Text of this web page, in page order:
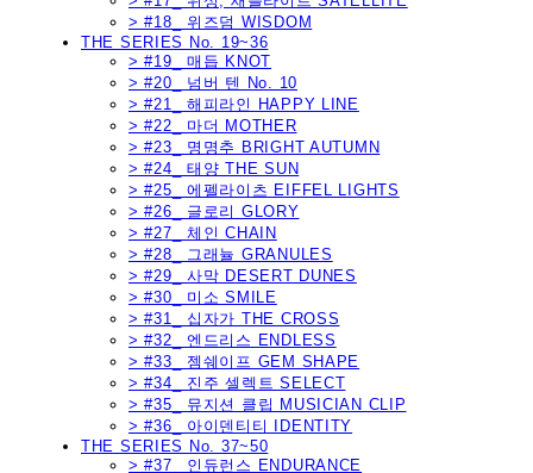
> #18_ 위즈덤 WISDOM
THE SERIES No. 19~36
> #19_ 매듭 KNOT
> #20_ 넘버 텐 No. 10
> #21_ 해피라인 HAPPY LINE
> #22_ 마더 MOTHER
> #23_ 명명추 BRIGHT AUTUMN
> #24_ 태양 THE SUN
> #25_ 에펠라이츠 EIFFEL LIGHTS
> #26_ 글로리 GLORY
> #27_ 체인 CHAIN
> #28_ 그래뉼 GRANULES
> #29_ 사막 DESERT DUNES
> #30_ 미소 SMILE
> #31_ 십자가 THE CROSS
> #32_ 엔드리스 ENDLESS
> #33_ 젬쉐이프 GEM SHAPE
> #34_ 진주 셀렉트 SELECT
> #35_ 뮤지션 클립 MUSICIAN CLIP
> #36_ 아이덴티티 IDENTITY
THE SERIES No. 37~50
> #37_ 인듀런스 ENDURANCE